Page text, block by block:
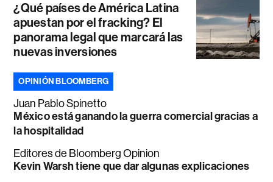
¿Qué países de América Latina
apuestan por el fracking? El
panorama legal que marcará las
nuevas inversiones
OPINIÓN BLOOMBERG
Juan Pablo Spinetto
México está ganando la guerra comercial gracias a
la hospitalidad
Editores de Bloomberg Opinion
Kevin Warsh tiene que dar algunas explicaciones